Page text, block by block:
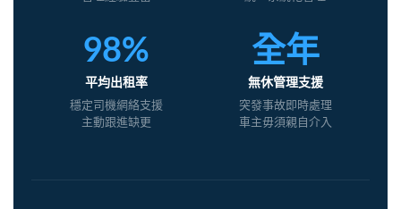
98%
平均出租率
穩定司機網絡支援
主動跟進缺更
全年
無休管理支援
突發事故即時處理
車主毋須親自介入